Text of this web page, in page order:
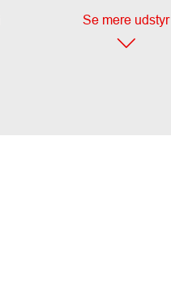
Se mere udstyr